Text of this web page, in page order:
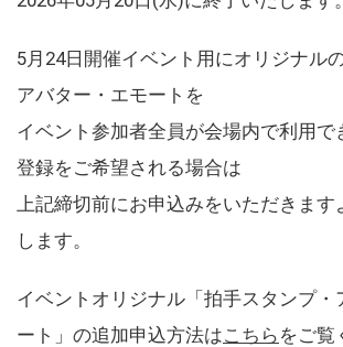
5月24日開催イベント用にオリジナル
アバター・エモートを
イベント参加者全員が会場内で利用で
登録をご希望される場合は
上記締切前にお申込みをいただきま
します。
イベントオリジナル「拍手スタンプ・
ート」の追加申込方法はこちら をご覧